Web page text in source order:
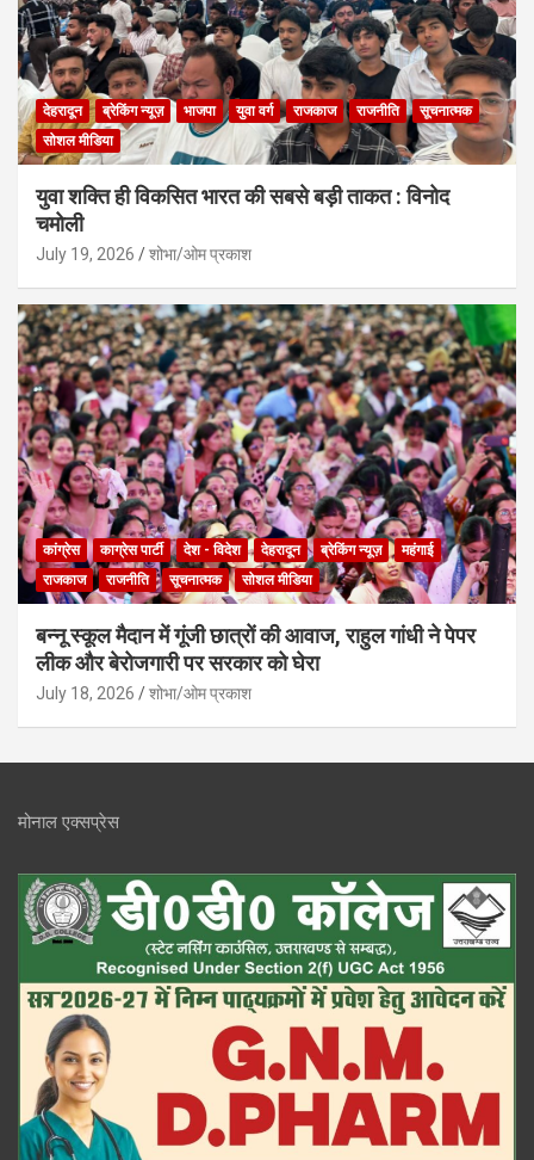
देहरादून ब्रेकिंग न्यूज़ भाजपा युवा वर्ग राजकाज राजनीति
सूचनात्मक
सोशल मीडिया
युवा शक्ति ही विकसित भारत की सबसे बड़ी ताकत : विनोद
चमोली
July 19, 2026 शोभा/ओम प्रकाश
कांग्रेस काग्रेस पार्टी देश - विदेश देहरादून ब्रेकिंग न्यूज़
महंगाई
राजकाज
राजनीति सूचनात्मक सोशल मीडिया
बन्नू स्कूल मैदान में गूंजी छात्रों की आवाज, राहुल गांधी ने पेपर
लीक और बेरोजगारी पर सरकार को घेरा
July 18, 2026 शोभा/ओम प्रकाश
मोनाल एक्सप्रेस